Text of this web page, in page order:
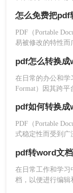
4、这样就完成
注意：在选择
的选项。
方法三：在
在线PDF转
PDF（Portable
易被修改的特性而
把pdf转为word文
档的方法，帮助
在日常的办公和学
Format）因其跨
换为Word文档便
word呢？本文将探
您轻松应对这一任
PDF（Portable
式稳定性而受到广
用户协作。那么
转换为Word文档
在日常工作和学习
档，以便进行编辑